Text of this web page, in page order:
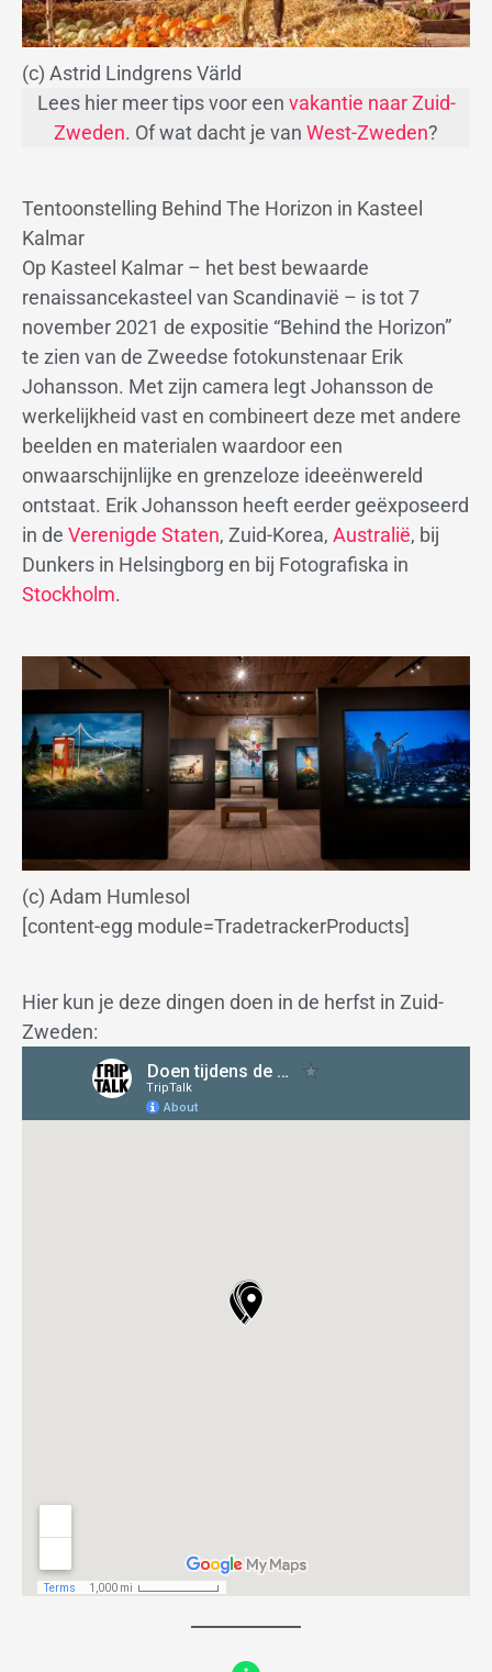
(c) Astrid Lindgrens Värld
Lees hier meer tips voor een vakantie naar Zuid-
Zweden. Of wat dacht je van West-Zweden?
Tentoonstelling Behind The Horizon in Kasteel
Kalmar
Op Kasteel Kalmar – het best bewaarde
renaissancekasteel van Scandinavië – is tot 7
november 2021 de expositie “Behind the Horizon”
te zien van de Zweedse fotokunstenaar Erik
Johansson. Met zijn camera legt Johansson de
werkelijkheid vast en combineert deze met andere
beelden en materialen waardoor een
onwaarschijnlijke en grenzeloze ideeënwereld
ontstaat. Erik Johansson heeft eerder geëxposeerd
in de Verenigde Staten, Zuid-Korea, Australië, bij
Dunkers in Helsingborg en bij Fotografiska in
Stockholm.
(c) Adam Humlesol
[content-egg module=TradetrackerProducts]
Hier kun je deze dingen doen in de herfst in Zuid-
Zweden: